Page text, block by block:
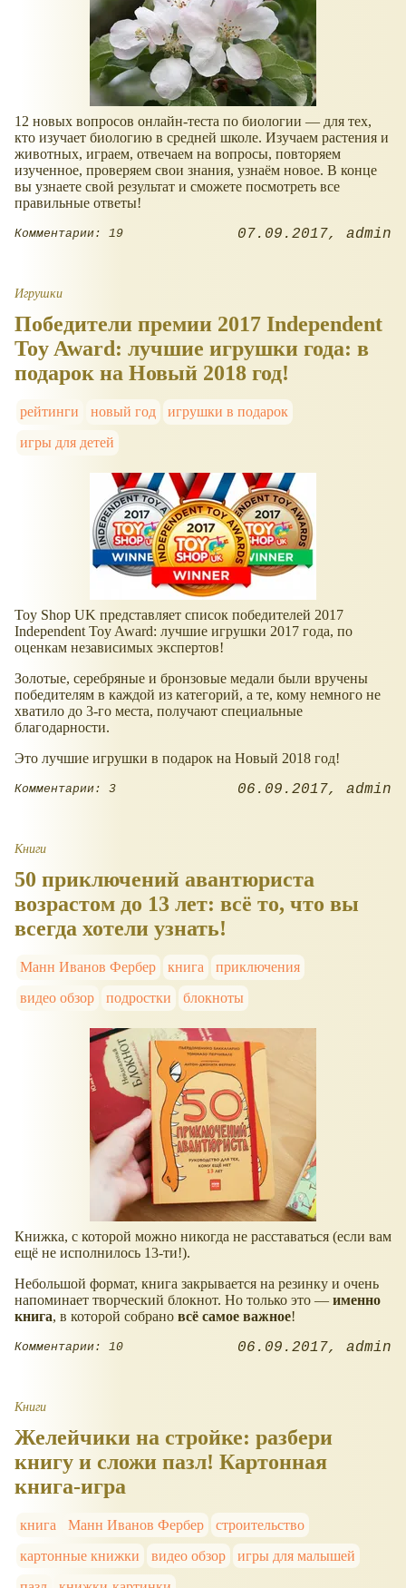
12 новых вопросов онлайн-теста по биологии — для тех,
кто изучает биологию в средней школе. Изучаем растения и
животных, играем, отвечаем на вопросы, повторяем
изученное, проверяем свои знания, узнаём новое. В конце
вы узнаете свой результат и сможете посмотреть все
правильные ответы!
Комментарии: 19 07.09.2017 admin
Игрушки
Победители премии 2017 Independent
Toy Award: лучшие игрушки года: в
подарок на Новый 2018 год!
рейтинги новый год
игрушки в подарок
игры для детей
Toy Shop UK представляет список победителей 2017
Independent Toy Award: лучшие игрушки 2017 года, по
оценкам независимых экспертов!
Золотые, серебряные и бронзовые медали были вручены
победителям в каждой из категорий, а те, кому немного не
хватило до 3-го места, получают специальные
благодарности.
Это лучшие игрушки в подарок на Новый 2018 год!
Комментарии: 3 06.09.2017 admin
Книги
50 приключений авантюриста
возрастом до 13 лет: всё то, что вы
всегда хотели узнать!
Манн Иванов Фербер книга
приключения
видео обзор
подростки блокноты
Книжка, с которой можно никогда не расставаться (если вам
ещё не исполнилось 13-ти!).
Небольшой формат, книга закрывается на резинку и очень
напоминает творческий блокнот. Но только это — именно
книга, в которой собрано всё самое важное!
Комментарии: 10 06.09.2017 admin
Книги
Желейчики на стройке: разбери
книгу и сложи пазл! Картонная
книга-игра
книга Манн Иванов Фербер
строительство
картонные книжки
видео обзор
игры для малышей